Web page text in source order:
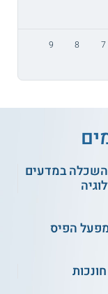
7
8
9
השכלה במדעים
הפיס